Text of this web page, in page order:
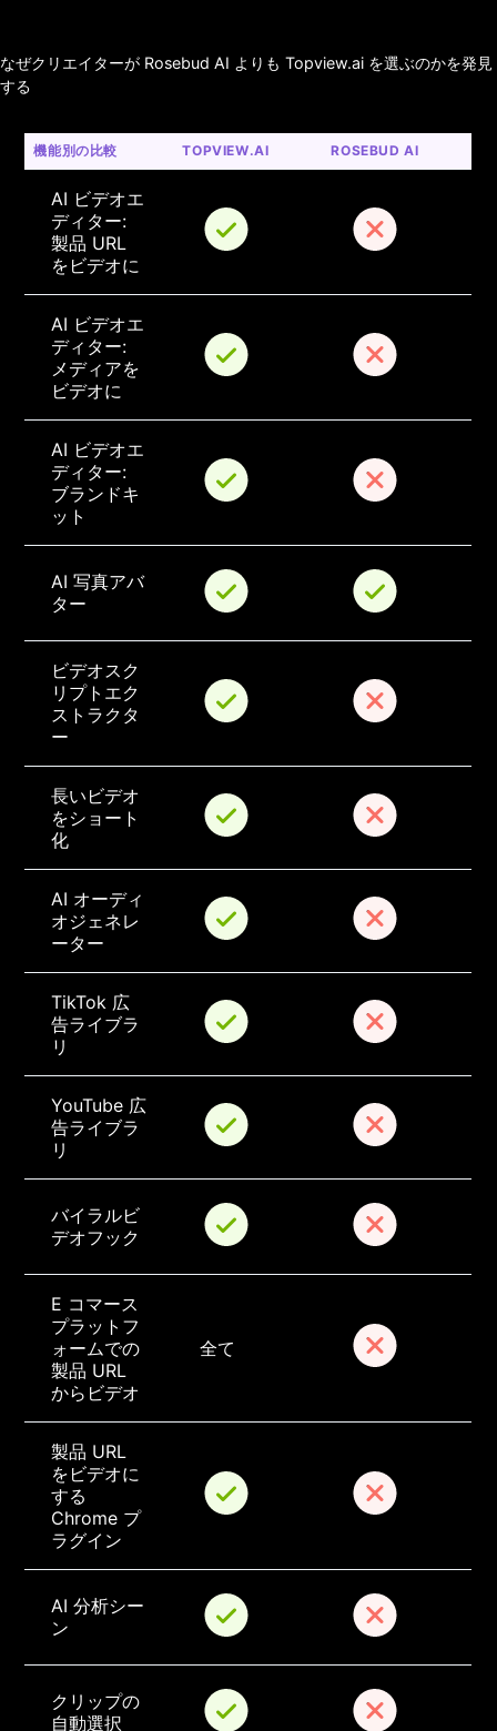
なぜクリエイターが Rosebud AI よりも Topview.ai を選ぶのかを発見
する
機能別の比較 TOPVIEW.AI ROSEBUD AI
AI ビデオエ
ディター:
製品 URL
をビデオに
AI ビデオエ
ディター:
メディアを
ビデオに
AI ビデオエ
ディター:
ブランドキ
ット
AI 写真アバ
ター
ビデオスク
リプトエク
ストラクタ
ー
長いビデオ
をショート
化
AI オーディ
オジェネレ
ーター
TikTok 広
告ライブラ
リ
YouTube 広
告ライブラ
リ
バイラルビ
デオフック
E コマース
プラットフ
ォームでの
製品 URL
からビデオ
全て
製品 URL
をビデオに
する
Chrome プ
ラグイン
AI 分析シー
ン
クリップの
自動選択